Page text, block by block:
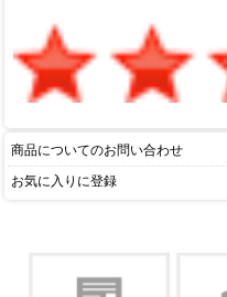
商品についてのお問い合わせ
お気に入りに登録